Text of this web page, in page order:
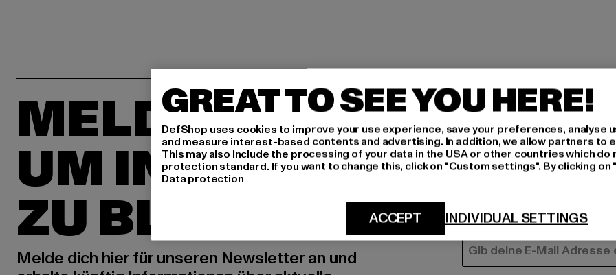
MELDE DICH AN,
UM INSPIRIERT
ZU BLEIBEN!
Melde dich hier für unseren Newsletter an und
FRAUEN
E-MAIL
GREAT TO SEE YOU HERE!
DefShop uses cookies to improve your use experience, save your preferences, analyse
and measure interest-based contents and advertising. In addition, we allow partners to
This may also include the processing of your data in the USA or other countries which do
protection standard. If you want to change this, click on "Custom settings". By clicking
Data protection
INDIVIDUAL SETTINGS
ACCEPT